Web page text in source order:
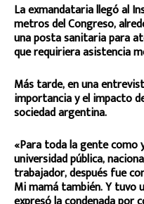
La exmandataria llegó al
metros del Congreso,
una posta sanitaria para
que requiriera asistencia
Más tarde, en una
importancia y el impacto
sociedad argentina.
«Para toda la gente como
universidad pública,
trabajador, después fue
Mi mamá también. Y tuvo